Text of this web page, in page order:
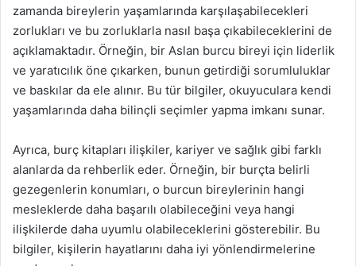
zamanda bireylerin yaşamlarında karşılaşabilecekleri
zorlukları ve bu zorluklarla nasıl başa çıkabileceklerini de
açıklamaktadır. Örneğin, bir Aslan burcu bireyi için liderlik
ve yaratıcılık öne çıkarken, bunun getirdiği sorumluluklar
ve baskılar da ele alınır. Bu tür bilgiler, okuyuculara kendi
yaşamlarında daha bilinçli seçimler yapma imkanı sunar.
Ayrıca, burç kitapları ilişkiler, kariyer ve sağlık gibi farklı
alanlarda da rehberlik eder. Örneğin, bir burçta belirli
gezegenlerin konumları, o burcun bireylerinin hangi
mesleklerde daha başarılı olabileceğini veya hangi
ilişkilerde daha uyumlu olabileceklerini gösterebilir. Bu
bilgiler, kişilerin hayatlarını daha iyi yönlendirmelerine